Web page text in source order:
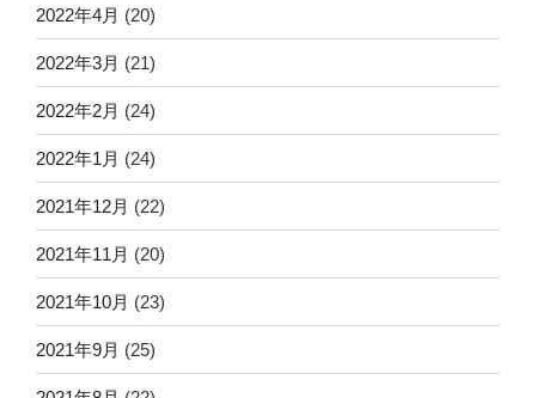
2022年4月 (20)
2022年3月 (21)
2022年2月 (24)
2022年1月 (24)
2021年12月 (22)
2021年11月 (20)
2021年10月 (23)
2021年9月 (25)